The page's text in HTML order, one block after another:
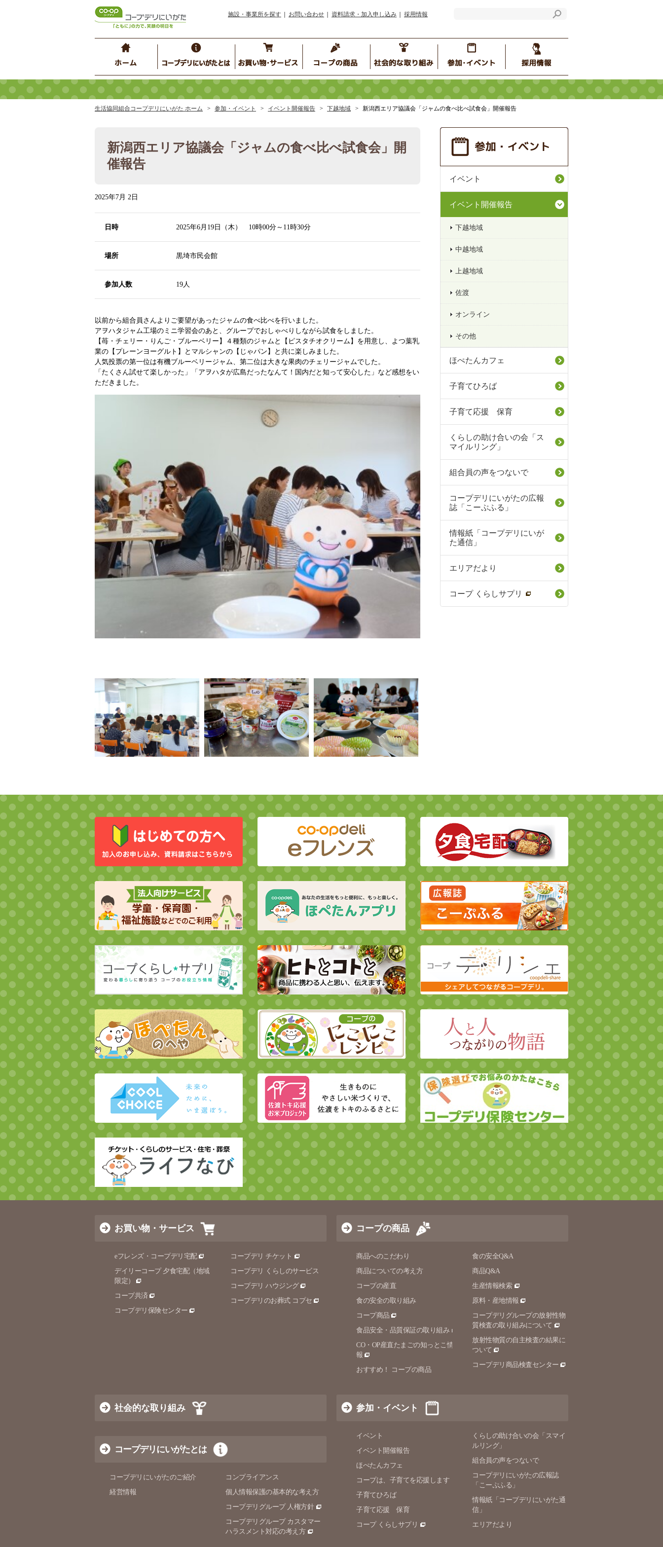
施設・事業所を探す お問い合わせ 資料請求・加入申し込み 採用情報
生活協同組合コープデリにいがた ホーム 参加・イベント イベント開催報告 下越地域 新潟西エリア協議会「ジャムの食べ比べ試食会」開催報告
新潟西エリア協議会「ジャムの食べ比べ試食会」開
催報告
2025年7月 2日
日時 2025年6月19日（木） 10時00分～11時30分
場所 黒埼市民会館
参加人数 19人
以前から組合員さんよりご要望があったジャムの食べ比べを行いました。
アヲハタジャム工場のミニ学習会のあと、グループでおしゃべりしながら試食をしました。
【苺・チェリー・りんご・ブルーベリー】４種類のジャムと【ピスタチオクリーム】を用意し、よつ葉乳
業の【プレーンヨーグルト】とマルシャンの【じゃパン】と共に楽しみました。
人気投票の第一位は有機ブルーベリージャム、第二位は大きな果肉のチェリージャムでした。
「たくさん試せて楽しかった」「アヲハタが広島だったなんて！国内だと知って安心した」など感想をい
ただきました。
イベント
イベント開催報告
下越地域
中越地域
上越地域
佐渡
オンライン
その他
ほぺたんカフェ
子育てひろば
子育て応援 保育
くらしの助け合いの会「ス
マイルリング」
組合員の声をつないで
コープデリにいがたの広報
誌「こーぷふる」
情報紙「コープデリにいが
た通信」
エリアだより
コープ くらしサプリ
お買い物・サービス
eフレンズ・コープデリ宅配
デイリーコープ 夕食宅配（地域
限定）
コープ共済
コープデリ保険センター
コープデリ チケット
コープデリ くらしのサービス
コープデリ ハウジング
コープデリのお葬式 コプセ
コープの商品
商品へのこだわり
商品についての考え方
コープの産直
食の安全の取り組み
コープ商品
食品安全・品質保証の取り組み
CO・OP産直たまごの知っとこ情
報
おすすめ！ コープの商品
食の安全Q&A
商品Q&A
生産情報検索
原料・産地情報
コープデリグループの放射性物
質検査の取り組みについて
放射性物質の自主検査の結果に
ついて
コープデリ商品検査センター
社会的な取り組み
コープデリにいがたとは
コープデリにいがたのご紹介
経営情報
コンプライアンス
個人情報保護の基本的な考え方
コープデリグループ 人権方針
コープデリグループ カスタマー
ハラスメント対応の考え方
参加・イベント
イベント
イベント開催報告
ほぺたんカフェ
コープは、子育てを応援します
子育てひろば
子育て応援 保育
コープ くらしサプリ
くらしの助け合いの会「スマイ
ルリング」
組合員の声をつないで
コープデリにいがたの広報誌
「こーぷふる」
情報紙「コープデリにいがた通
信」
エリアだより